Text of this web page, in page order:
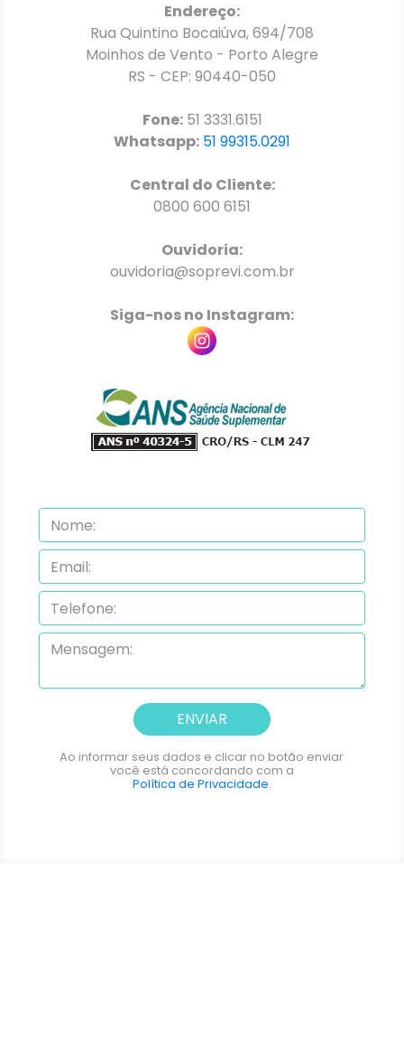
Endereço:
Rua Quintino Bocaiúva, 694/708
Moinhos de Vento - Porto Alegre
RS - CEP: 90440-050
Fone:51 3331.6151
Whatsapp: 51 99315.0291
Central do Cliente:
0800 600 6151
Ouvidoria:
ouvidoria@soprevi.com.br
Siga-nos no Instagram:
ENVIAR
Ao informar seus dados e clicar no botão enviar
você está concordando com a
Política de Privacidade.